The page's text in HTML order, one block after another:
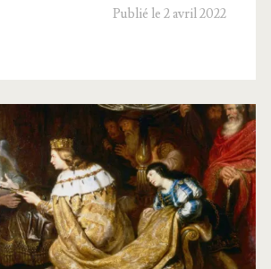
Publié le 2 avril 2022